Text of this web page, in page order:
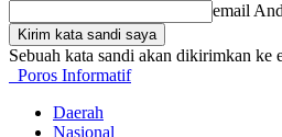
email
Sebuah kata sandi akan dikirimkan ke
Poros Informatif
Daerah
Nasional